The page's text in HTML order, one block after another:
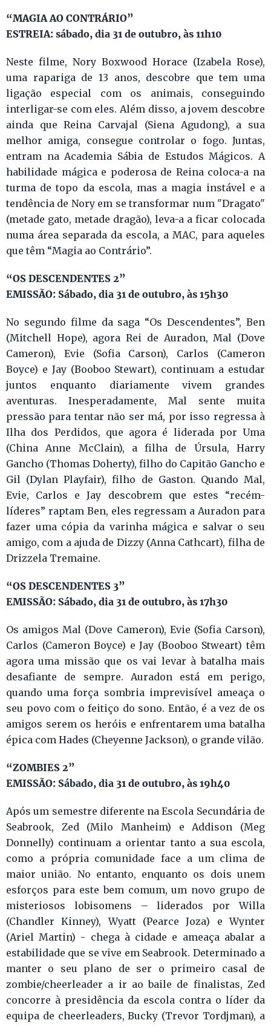
“MAGIA AO CONTRÁRIO”
ESTREIA: sábado, dia 31 de outubro, às 11h10
Neste filme, Nory Boxwood Horace (Izabela Rose),
uma rapariga de 13 anos, descobre que tem uma
ligação especial com os animais, conseguindo
interligar-se com eles. Além disso, a jovem descobre
ainda que Reina Carvajal (Siena Agudong), a sua
melhor amiga, consegue controlar o fogo. Juntas,
entram na Academia Sábia de Estudos Mágicos. A
habilidade mágica e poderosa de Reina coloca-a na
turma de topo da escola, mas a magia instável e a
tendência de Nory em se transformar num "Dragato"
(metade gato, metade dragão), leva-a a ficar colocada
numa área separada da escola, a MAC, para aqueles
que têm “Magia ao Contrário”.
“OS DESCENDENTES 2”
EMISSÃO: Sábado, dia 31 de outubro, às 15h30
No segundo filme da saga “Os Descendentes”, Ben
(Mitchell Hope), agora Rei de Auradon, Mal (Dove
Cameron), Evie (Sofia Carson), Carlos (Cameron
Boyce) e Jay (Booboo Stewart), continuam a estudar
juntos enquanto diariamente vivem grandes
aventuras. Inesperadamente, Mal sente muita
pressão para tentar não ser má, por isso regressa à
Ilha dos Perdidos, que agora é liderada por Uma
(China Anne McClain), a filha de Úrsula, Harry
Gancho (Thomas Doherty), filho do Capitão Gancho e
Gil (Dylan Playfair), filho de Gaston. Quando Mal,
Evie, Carlos e Jay descobrem que estes “recém-
líderes” raptam Ben, eles regressam a Auradon para
fazer uma cópia da varinha mágica e salvar o seu
amigo, com a ajuda de Dizzy (Anna Cathcart), filha de
Drizzela Tremaine.
“OS DESCENDENTES 3”
EMISSÃO: Sábado, dia 31 de outubro, às 17h30
Os amigos Mal (Dove Cameron), Evie (Sofia Carson),
Carlos (Cameron Boyce) e Jay (Booboo Stweart) têm
agora uma missão que os vai levar à batalha mais
desafiante de sempre. Auradon está em perigo,
quando uma força sombria imprevisível ameaça o
seu povo com o feitiço do sono. Então, é a vez de os
amigos serem os heróis e enfrentarem uma batalha
épica com Hades (Cheyenne Jackson), o grande vilão.
“ZOMBIES 2”
EMISSÃO: Sábado, dia 31 de outubro, às 19h40
Após um semestre diferente na Escola Secundária de
Seabrook, Zed (Milo Manheim) e Addison (Meg
Donnelly) continuam a orientar tanto a sua escola,
como a própria comunidade face a um clima de
maior união. No entanto, enquanto os dois unem
esforços para este bem comum, um novo grupo de
misteriosos lobisomens – liderados por Willa
(Chandler Kinney), Wyatt (Pearce Joza) e Wynter
(Ariel Martin) - chega à cidade e ameaça abalar a
estabilidade que se vive em Seabrook. Determinado a
manter o seu plano de ser o primeiro casal de
zombie/cheerleader a ir ao baile de finalistas, Zed
concorre à presidência da escola contra o líder da
equipa de cheerleaders, Bucky (Trevor Tordjman), a